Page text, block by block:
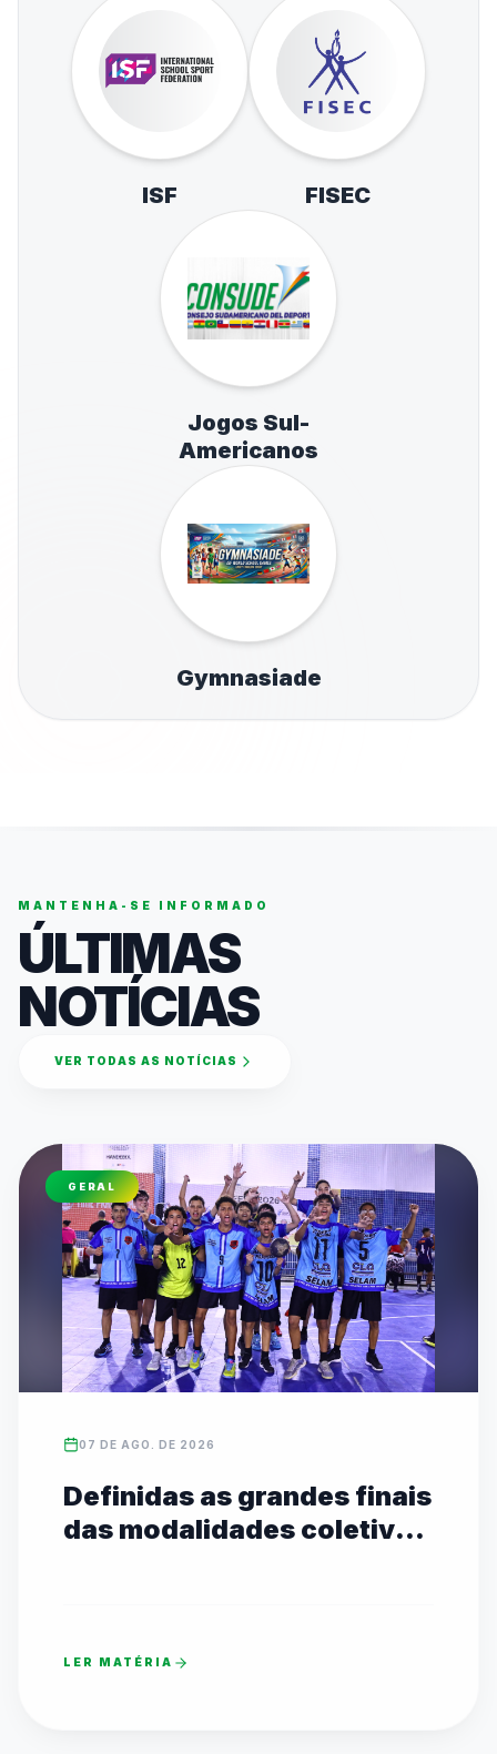
ISF FISEC
Jogos Sul-
Americanos
Gymnasiade
MANTENHA-SE INFORMADO
ÚLTIMAS
NOTÍCIAS
VER TODAS AS NOTÍCIAS
GERAL
07 DE AGO. DE 2026
Definidas as grandes finais
das modalidades coletivas
LER MATÉRIA